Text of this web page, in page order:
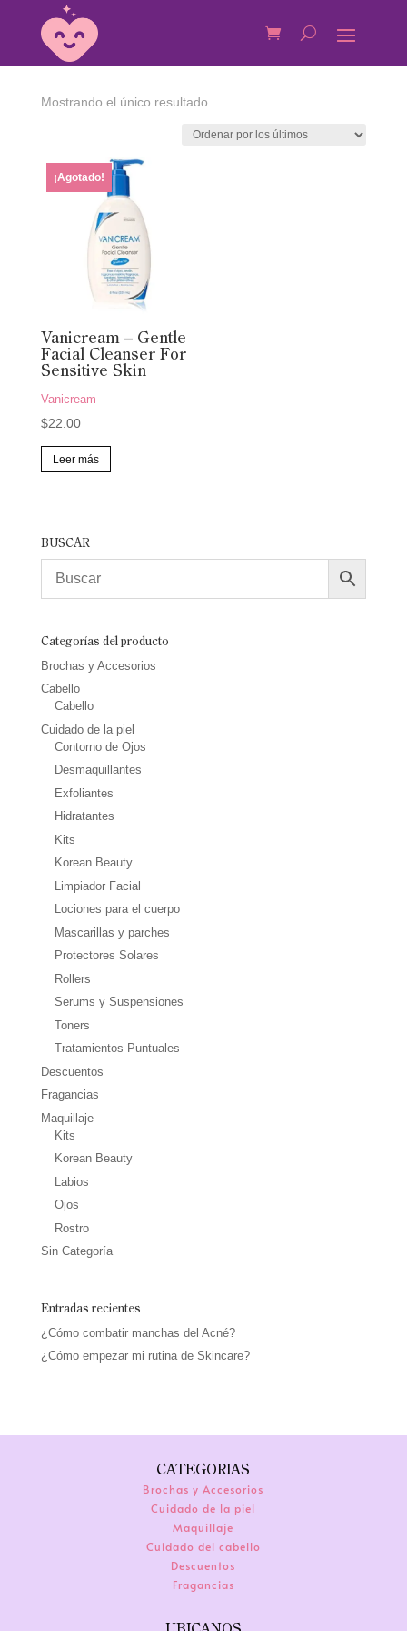
Mostrando el único resultado
¡Agotado!
Vanicream – Gentle
Facial Cleanser For
Sensitive Skin
Vanicream
$22.00
Leer más
BUSCAR
Categorías del producto
Brochas y Accesorios
Cabello
Cabello
Cuidado de la piel
Contorno de Ojos
Desmaquillantes
Exfoliantes
Hidratantes
Kits
Korean Beauty
Limpiador Facial
Lociones para el cuerpo
Mascarillas y parches
Protectores Solares
Rollers
Serums y Suspensiones
Toners
Tratamientos Puntuales
Descuentos
Fragancias
Maquillaje
Kits
Korean Beauty
Labios
Ojos
Rostro
Sin Categoría
Entradas recientes
¿Cómo combatir manchas del Acné?
¿Cómo empezar mi rutina de Skincare?
CATEGORIAS
Brochas y Accesorios
Cuidado de la piel
Maquillaje
Cuidado del cabello
Descuentos
Fragancias